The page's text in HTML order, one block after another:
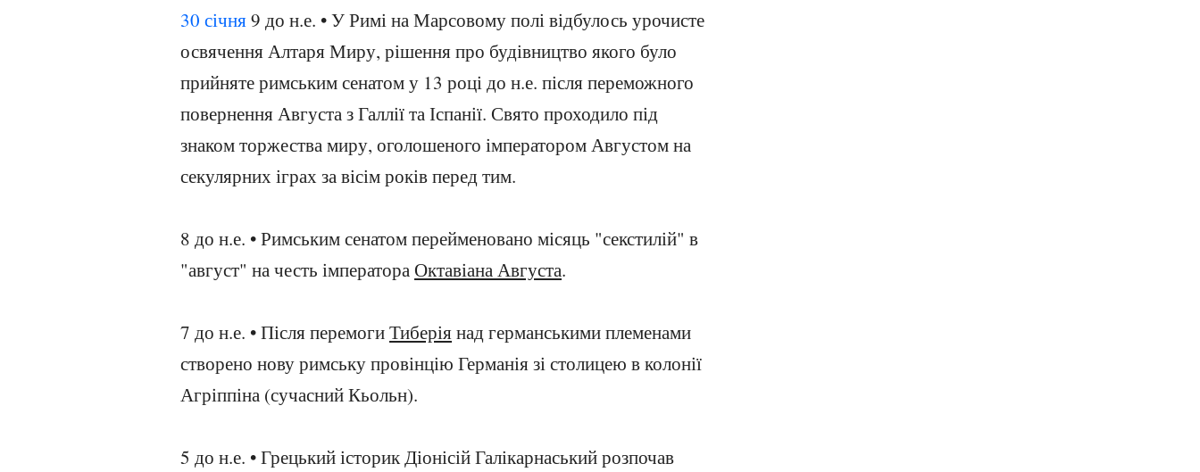
30 січня9 до н.е. • У Римі на Марсовому полі відбулось урочисте
освячення Алтаря Миру, рішення про будівництво якого було
прийняте римським сенатом у 13 році до н.е. після переможного
повернення Августа з Галлії та Іспанії. Свято проходило під
знаком торжества миру, оголошеного імператором Августом на
секулярних іграх за вісім років перед тим.
8 до н.е. • Римським сенатом перейменовано місяць "секстилій" в
"август" на честь імператораОктавіана Августа.
7 до н.е. • Після перемогиТиберіянад германськими племенами
створено нову римську провінцію Германія зі столицею в колонії
Агріппіна (сучасний Кьольн).
5 до н.е. • Грецький історик Діонісій Галікарнаський розпочав